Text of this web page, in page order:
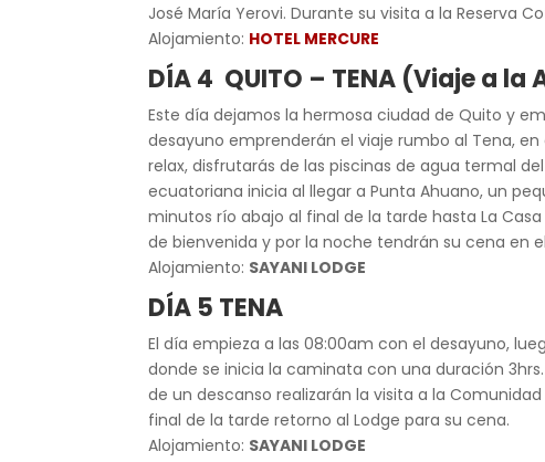
José María Yerovi. Durante su visita a la Reserva
Alojamiento: HOTEL MERCURE
DÍA 4 QUITO – TENA (Viaje a la
Este día dejamos la hermosa ciudad de Quito y
desayuno emprenderán el viaje rumbo al Tena,
relax, disfrutarás de las piscinas de agua termal
ecuatoriana inicia al llegar a Punta Ahuano, un
minutos río abajo al final de la tarde hasta La
de bienvenida y por la noche tendrán su cena en
Alojamiento: SAYANI LODGE
DÍA 5 TENA
El día empieza a las 08:00am con el desayuno,
donde se inicia la caminata con una duración
de un descanso realizarán la visita a la
final de la tarde retorno al Lodge para su cena.
Alojamiento: SAYANI LODGE